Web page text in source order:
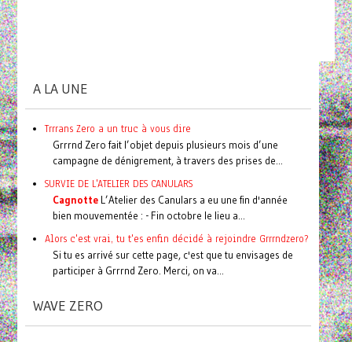
A LA UNE
Trrrans Zero a un truc à vous dire
Grrrnd Zero fait l’objet depuis plusieurs mois d’une
campagne de dénigrement, à travers des prises de...
SURVIE DE L'ATELIER DES CANULARS
CagnotteL’Atelier des Canulars a eu une fin d'année
bien mouvementée : - Fin octobre le lieu a...
Alors c'est vrai, tu t'es enfin décidé à rejoindre Grrrndzero?
Si tu es arrivé sur cette page, c'est que tu envisages de
participer à Grrrnd Zero. Merci, on va...
WAVE ZERO